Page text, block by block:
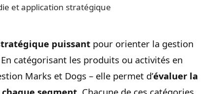
puissantpour orienter la gestion
catégorisant les produits ou activités en
Marks et Dogs – elle permet d’évaluer la